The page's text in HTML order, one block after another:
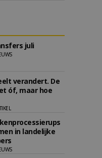
juli
verandert. De
óf, maar hoe
in landelijke